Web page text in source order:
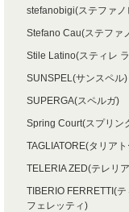
stefanobigi(ステファノ
Stefano Cau(ステファ
Stile Latino(スティレ
SUNSPEL(サンスペル)
SUPERGA(スペルガ)
Spring Court(スプリン
TAGLIATORE(タリア
TELERIA ZED(テレリ
TIBERIO FERRETTI(テ
フェレッティ)